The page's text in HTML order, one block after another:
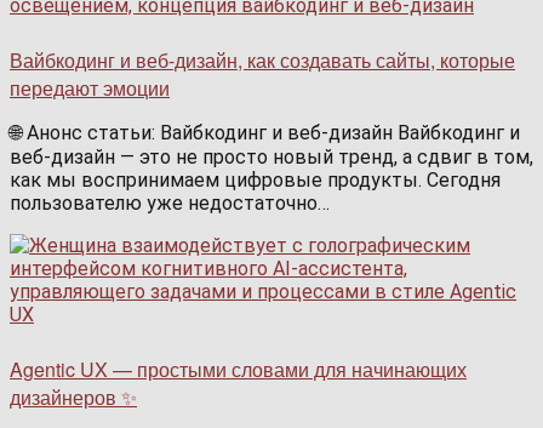
Вайбкодинг и веб-дизайн, как создавать сайты, которые
передают эмоции
🌐 Анонс статьи: Вайбкодинг и веб-дизайн Вайбкодинг и
веб-дизайн — это не просто новый тренд, а сдвиг в том,
как мы воспринимаем цифровые продукты. Сегодня
пользователю уже недостаточно…
Agentic UX — простыми словами для начинающих
дизайнеров ✨